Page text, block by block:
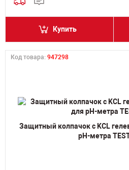
Купить
Код товара: 947298
Защитный колпачок с KCL
pH-метра